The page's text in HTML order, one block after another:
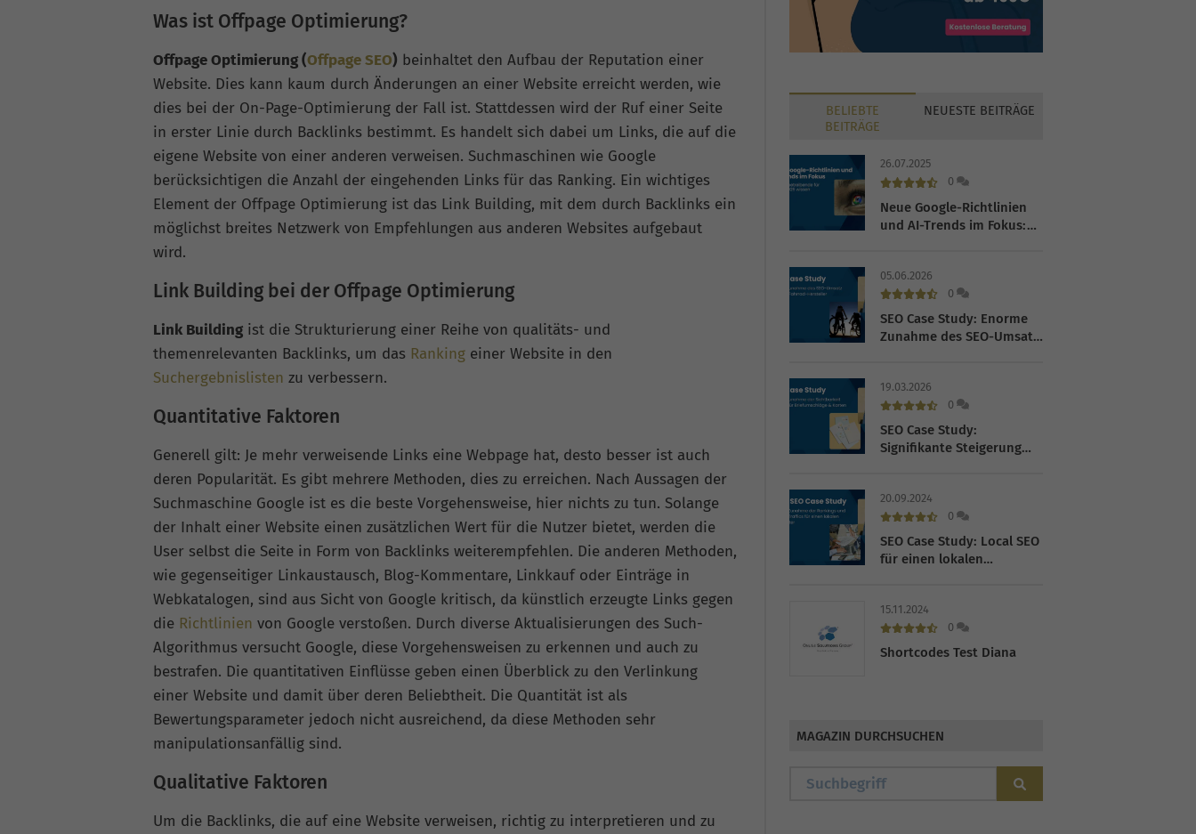
Was ist Offpage Optimierung?
Offpage Optimierung (Offpage SEO) beinhaltet den Aufbau der Reputation einer
Website. Dies kann kaum durch Änderungen an einer Website erreicht werden, wie
dies bei der On-Page-Optimierung der Fall ist. Stattdessen wird der Ruf einer Seite
in erster Linie durch Backlinks bestimmt. Es handelt sich dabei um Links, die auf die
eigene Website von einer anderen verweisen. Suchmaschinen wie Google
berücksichtigen die Anzahl der eingehenden Links für das Ranking. Ein wichtiges
Element der Offpage Optimierung ist das Link Building, mit dem durch Backlinks ein
möglichst breites Netzwerk von Empfehlungen aus anderen Websites aufgebaut
wird.
Link Building bei der Offpage Optimierung
Link Building ist die Strukturierung einer Reihe von qualitäts- und
themenrelevanten Backlinks, um das Ranking einer Website in den
Suchergebnislisten zu verbessern.
Quantitative Faktoren
Generell gilt: Je mehr verweisende Links eine Webpage hat, desto besser ist auch
deren Popularität. Es gibt mehrere Methoden, dies zu erreichen. Nach Aussagen der
Suchmaschine Google ist es die beste Vorgehensweise, hier nichts zu tun. Solange
der Inhalt einer Website einen zusätzlichen Wert für die Nutzer bietet, werden die
User selbst die Seite in Form von Backlinks weiterempfehlen. Die anderen Methoden,
wie gegenseitiger Linkaustausch, Blog-Kommentare, Linkkauf oder Einträge in
Webkatalogen, sind aus Sicht von Google kritisch, da künstlich erzeugte Links gegen
die Richtlinien von Google verstoßen. Durch diverse Aktualisierungen des Such-
Algorithmus versucht Google, diese Vorgehensweisen zu erkennen und auch zu
bestrafen. Die quantitativen Einflüsse geben einen Überblick zu den Verlinkung
einer Website und damit über deren Beliebtheit. Die Quantität ist als
Bewertungsparameter jedoch nicht ausreichend, da diese Methoden sehr
manipulationsanfällig sind.
Qualitative Faktoren
Um die Backlinks, die auf eine Website verweisen, richtig zu interpretieren und zu
BELIEBTE
BEITRÄGE
NEUESTE BEITRÄGE
26.07.2025
0
Neue Google-Richtlinien
und AI-Trends im Fokus:
müssen
05.06.2026
0
SEO Case Study: Enorme
Zunahme des SEO-Umsatz
19.03.2026
0
SEO Case Study:
Signifikante Steigerung
Briefumschläge und
Karten
20.09.2024
0
SEO Case Study: Local SEO
für einen lokalen
15.11.2024
0
Shortcodes Test Diana
MAGAZIN DURCHSUCHEN